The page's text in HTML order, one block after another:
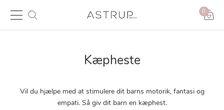
0
Kæpheste
Vil du hjælpe med at stimulere dit barns motorik, fantasi og
empati. Så giv dit barn en kæphest.